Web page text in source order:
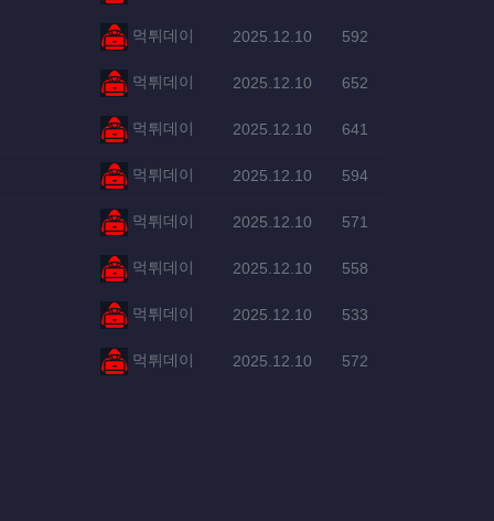
등록자먹튀데이 등록일
2025.12.10 조회
592
등록자먹튀데이 등록일
2025.12.10 조회
652
등록자먹튀데이 등록일
2025.12.10 조회
641
등록자먹튀데이 등록일
2025.12.10 조회
594
등록자먹튀데이 등록일
2025.12.10 조회
571
등록자먹튀데이 등록일
2025.12.10 조회
558
등록자먹튀데이 등록일
2025.12.10 조회
533
등록자먹튀데이 등록일
2025.12.10 조회
572